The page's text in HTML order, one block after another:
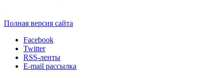
Полная версия сайта
Facebook
Twitter
RSS-ленты
E-mail рассылка